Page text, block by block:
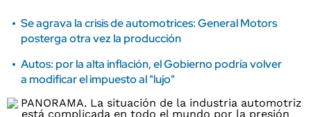
Se agrava la crisis de automotrices: General Motors
posterga otra vez la producción
Autos: por la alta inflación, el Gobierno podría volver
a modificar el impuesto al "lujo"